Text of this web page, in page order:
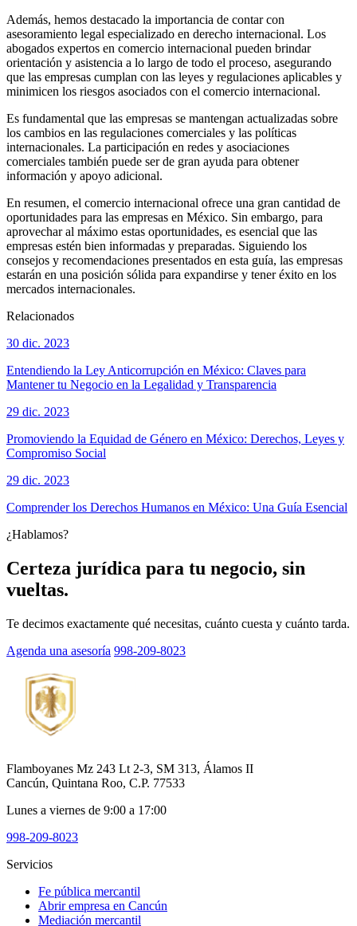
Además, hemos destacado la importancia de contar con
asesoramiento legal especializado en derecho internacional. Los
abogados expertos en comercio internacional pueden brindar
orientación y asistencia a lo largo de todo el proceso, asegurando
que las empresas cumplan con las leyes y regulaciones aplicables y
minimicen los riesgos asociados con el comercio internacional.
Es fundamental que las empresas se mantengan actualizadas sobre
los cambios en las regulaciones comerciales y las políticas
internacionales. La participación en redes y asociaciones
comerciales también puede ser de gran ayuda para obtener
información y apoyo adicional.
En resumen, el comercio internacional ofrece una gran cantidad de
oportunidades para las empresas en México. Sin embargo, para
aprovechar al máximo estas oportunidades, es esencial que las
empresas estén bien informadas y preparadas. Siguiendo los
consejos y recomendaciones presentados en esta guía, las empresas
estarán en una posición sólida para expandirse y tener éxito en los
mercados internacionales.
Relacionados
30 dic. 2023
Entendiendo la Ley Anticorrupción en México: Claves para
Mantener tu Negocio en la Legalidad y Transparencia
29 dic. 2023
Promoviendo la Equidad de Género en México: Derechos, Leyes y
Compromiso Social
29 dic. 2023
Comprender los Derechos Humanos en México: Una Guía Esencial
¿Hablamos?
Certeza jurídica para tu negocio, sin
vueltas.
Te decimos exactamente qué necesitas, cuánto cuesta y cuánto tarda.
Agenda una asesoría 998-209-8023
Flamboyanes Mz 243 Lt 2-3, SM 313, Álamos II
Cancún, Quintana Roo, C.P. 77533
Lunes a viernes de 9:00 a 17:00
998-209-8023
Servicios
Fe pública mercantil
Abrir empresa en Cancún
Mediación mercantil